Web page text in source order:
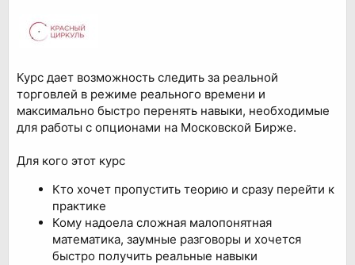
Курс дает возможность следить за реальной
торговлей в режиме реального времени и
максимально быстро перенять навыки, необходимые
для работы с опционами на Московской Бирже.
Для кого этот курс
Кто хочет пропустить теорию и сразу перейти к
практике
Кому надоела сложная малопонятная
математика, заумные разговоры и хочется
быстро получить реальные навыки